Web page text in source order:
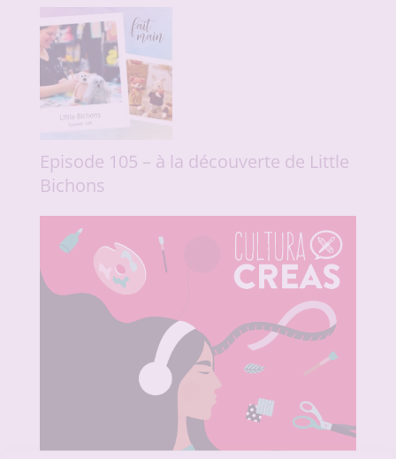
Episode 105 – à la découverte de Little
Bichons